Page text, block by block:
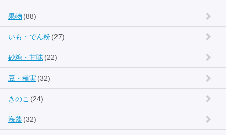
果物 (88)
いも・でん粉(27)
砂糖・甘味(22)
豆・種実(32)
きのこ (24)
海藻(32)